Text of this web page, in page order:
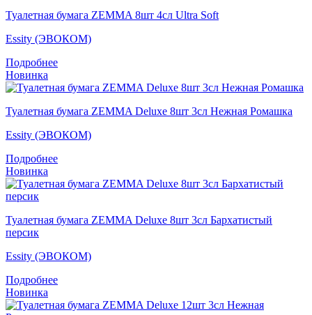
Туалетная бумага ZEMMA 8шт 4сл Ultra Soft
Essity (ЭВОКОМ)
Подробнее
Новинка
Туалетная бумага ZEMMA Deluxe 8шт 3сл Нежная Ромашка
Essity (ЭВОКОМ)
Подробнее
Новинка
Туалетная бумага ZEMMA Deluxe 8шт 3сл Бархатистый
персик
Essity (ЭВОКОМ)
Подробнее
Новинка